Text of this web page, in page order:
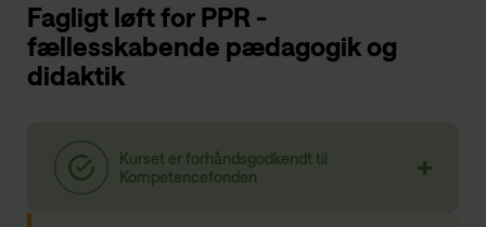
Fagligt løft for PPR -
fællesskabende pædagogik og
didaktik